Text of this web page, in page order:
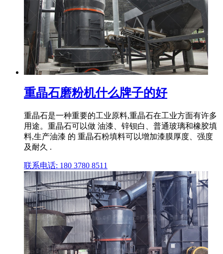
重晶石磨粉机什么牌子的好
重晶石是一种重要的工业原料,重晶石在工业方面有许多
用途。重晶石可以做 油漆、锌钡白、普通玻璃和橡胶填
料,生产油漆 的 重晶石粉填料可以增加漆膜厚度、强度
及耐久 .
联系电话: 180 3780 8511